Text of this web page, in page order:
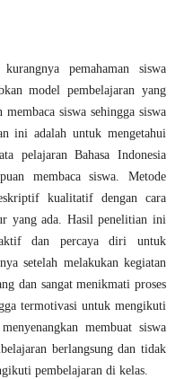
pemahaman siswa
model pembelajaran yang
siswa sehingga siswa
ini adalah untuk mengetahui
pelajaran Bahasa Indonesia
membaca siswa. Metode
kualitatif dengan cara
yang ada. Hasil penelitian ini
dan percaya diri untuk
setelah melakukan kegiatan
dan sangat menikmati proses
termotivasi untuk mengikuti
membuat siswa
berlangsung dan tidak
pembelajaran di kelas.